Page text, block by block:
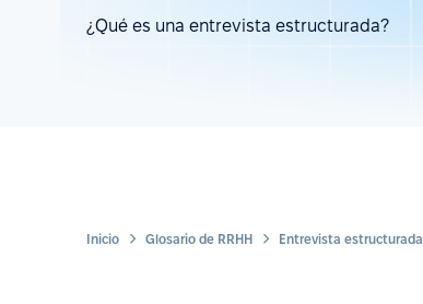
¿Qué es una entrevista estructurada?
Inicio Glosario de RRHH Entrevista estructurada